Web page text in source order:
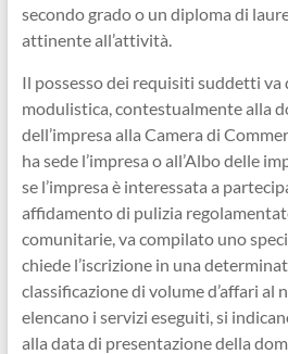
secondo grado o un diploma di
attinente all’attività.
Il possesso dei requisiti suddetti va
modulistica, contestualmente alla
dell’impresa alla Camera di
ha sede l’impresa o all’Albo delle
se l’impresa è interessata a
affidamento di pulizia
comunitarie, va compilato uno
chiede l’iscrizione in una
classificazione di volume d’affari al
elencano i servizi eseguiti, si
alla data di presentazione della